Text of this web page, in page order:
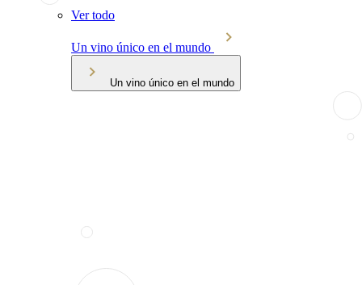
Ver todo
Un vino único en el mundo
Un vino único en el mundo